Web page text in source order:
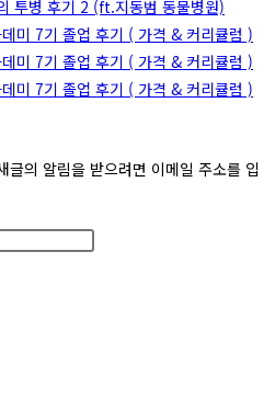
투병 후기 2 (ft.지동범 동물병원)
미 7기 졸업 후기 ( 가격 & 커리큘럼 )
미 7기 졸업 후기 ( 가격 & 커리큘럼 )
미 7기 졸업 후기 ( 가격 & 커리큘럼 )
글의 알림을 받으려면 이메일 주소를 입